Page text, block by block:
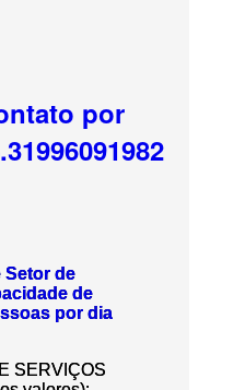
por
Setor de
de
por dia
SERVIÇOS